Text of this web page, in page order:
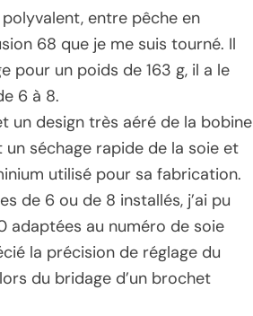
entre pêche en
68 que je me suis tourné. Il
pour un poids de 163 g, il a le
6 à 8.
un design très aéré de la bobine
séchage rapide de la soie et
utilisé pour sa fabrication.
de 6 ou de 8 installés, j’ai pu
adaptées au numéro de soie
la précision de réglage du
du bridage d’un brochet